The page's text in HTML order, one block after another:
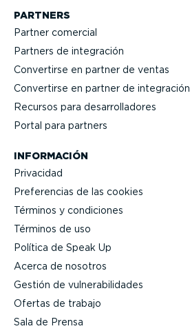
PARTNERS
Partner comercial
Partners de integración
Convertirse en partner de ventas
Convertirse en partner de integración
Recursos para desarro­lla­dores
Portal para partners
INFORMACIÓN
Privacidad
Prefe­rencias de las cookies
Términos y condiciones
Términos de uso
Política de Speak Up
Acerca de nosotros
Gestión de vulne­ra­bi­li­dades
Ofertas de trabajo
Sala de Prensa